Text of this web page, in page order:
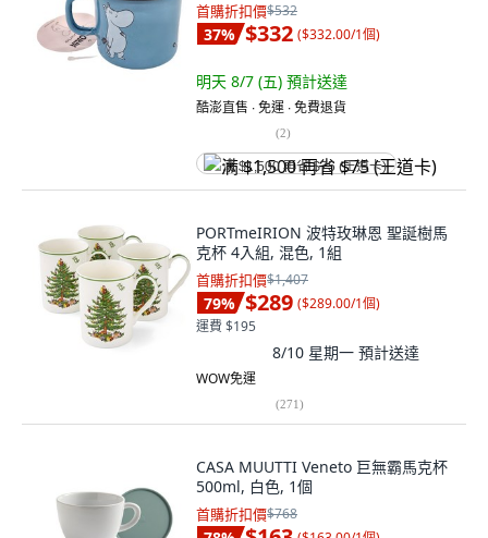
首購折扣價$532
37% $332 ($332.00/1個)
明天 8/7 (五) 預計送達
酷澎直售 ∙ 免運 ∙ 免費退貨
(2)
满 $1,500 再省 $75 (王道卡)
PORTmeIRION 波特玫琳恩 聖誕樹馬
克杯 4入組, 混色, 1組
首購折扣價$1,407
79% $289 ($289.00/1個)
運費 $195
8/10 星期一 預計送達
WOW免運
(271)
CASA MUUTTI Veneto 巨無霸馬克杯
500ml, 白色, 1個
首購折扣價$768